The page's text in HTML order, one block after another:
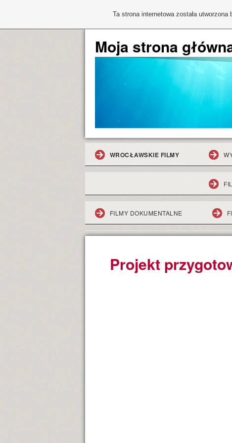
Moja strona
WROCŁAWSKIE FILMY
FILMY DOKUMENTALNE
Projekt
Ta strona internetowa została utworzona